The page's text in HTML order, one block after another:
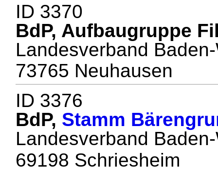
ID 3370
BdP, Aufbaugruppe
Landesverband
73765 Neuhausen
ID 3376
BdP, Stamm
Landesverband
69198 Schriesheim